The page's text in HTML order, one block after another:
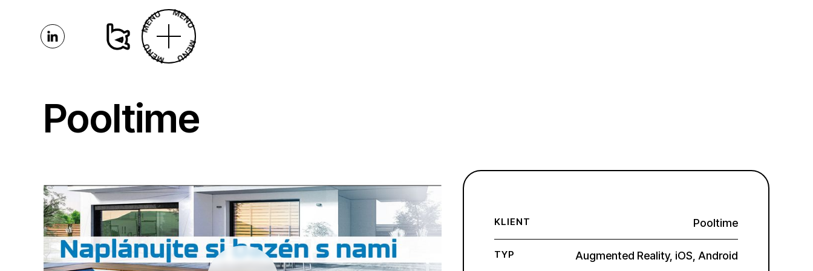
Pooltime
KLIENT Pooltime
TYP Augmented Reality, iOS, Android